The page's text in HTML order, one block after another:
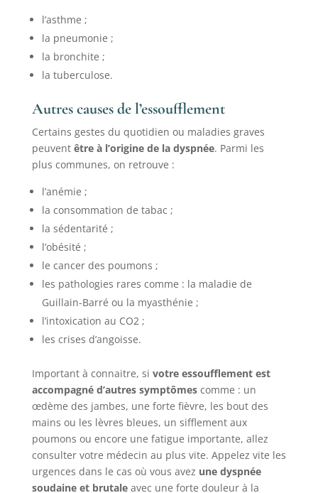
l’asthme ;
la pneumonie ;
la bronchite ;
la tuberculose.
Autres causes de l’essoufflement
Certains gestes du quotidien ou maladies graves
peuvent être à l’origine de la dyspnée. Parmi les
plus communes, on retrouve :
l’anémie ;
la consommation de tabac ;
la sédentarité ;
l’obésité ;
le cancer des poumons ;
les pathologies rares comme : la maladie de
Guillain-Barré ou la myasthénie ;
l’intoxication au CO2 ;
les crises d’angoisse.
Important à connaitre, si votre essoufflement est
accompagné d’autres symptômescomme : un
œdème des jambes, une forte fièvre, les bout des
mains ou les lèvres bleues, un sifflement aux
poumons ou encore une fatigue importante, allez
consulter votre médecin au plus vite. Appelez vite les
urgences dans le cas où vous avez une dyspnée
soudaine et brutaleavec une forte douleur à la